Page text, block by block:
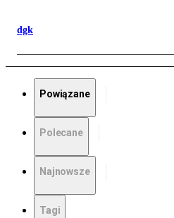
dgk
Powiązane
Polecane
Najnowsze
Tagi